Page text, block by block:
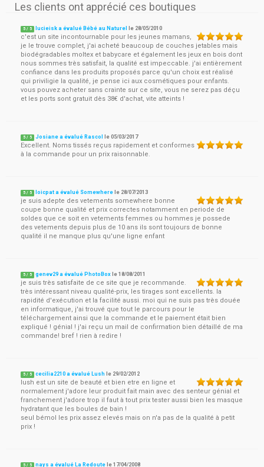
Les clients ont apprécié ces boutiques
5 / 5 lucieisk a évalué Bébé au Naturel le 28/05/2010
c'est un site incontournable pour les jeunes mamans,
je le trouve complet, j'ai acheté beaucoup de couches jetables mais
biodégradables moltex et babycare et également les jeux en bois dont
nous sommes très satisfait, la qualité est impeccable. j'ai entièrement
confiance dans les produits proposés parce qu'un choix est réalisé
qui priviligie la qualité, je pense ici aux cosmétiques pour enfants.
vous pouvez acheter sans crainte sur ce site, vous ne serez pas déçu
et les ports sont gratuit dès 38€ d'achat, vite atteints !
5 / 5 Josiane a évalué Rascol le05/03/2017
Excellent. Noms tissés reçus rapidement et conformes
à la commande pour un prix raisonnable.
5 / 5 loicpat a évalué Somewhere le 28/07/2013
je suis adepte des vetements somewhere bonne
coupe bonne qualité et prix correctes notamment en periode de
soldes que ce soit en vetements femmes ou hommes je possede
des vetements depuis plus de 10 ans ils sont toujours de bonne
qualité il ne manque plus qu'une ligne enfant
5 / 5 genev29 a évalué PhotoBox le18/08/2011
je suis très satisfaite de ce site que je recommande.
très intéressant niveau qualité-prix, les tirages sont excellents. la
rapidité d'exécution et la facilité aussi. moi qui ne suis pas très douée
en informatique, j'ai trouvé que tout le parcours pour le
téléchargement ainsi que la commande et le paiement était bien
expliqué ! génial ! j'ai reçu un mail de confirmation bien détaillé de ma
commande! bref ! rien à redire !
5 / 5 cecilia2210 a évalué Lush le 29/02/2012
lush est un site de beauté et bien etre en ligne et
normalement j'adore leur produit fait main avec des senteur génial et
franchement j'adore trop il faut à tout prix tester aussi bien les masque
hydratant que les boules de bain !
seul bémol les prix assez elevés mais on n'a pas de la qualité à petit
prix !
5 / 5 nays a évalué La Redoute le17/04/2008